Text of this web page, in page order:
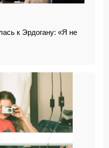
к Эрдогану: «Я не